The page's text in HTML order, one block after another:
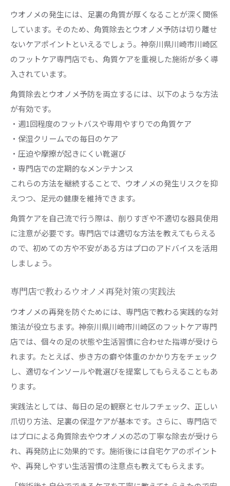
ウオノメの発生には、足裏の角質が厚くなることが深く関係
しています。そのため、角質除去とウオノメ予防は切り離せ
ないケアポイントといえるでしょう。神奈川県川崎市川崎区
のフットケア専門店でも、角質ケアを重視した施術が多く導
入されています。
角質除去とウオノメ予防を両立するには、以下のような方法
が有効です。
・週1回程度のフットバスや専用やすりでの角質ケア
・保湿クリームでの毎日のケア
・圧迫や摩擦が起きにくい靴選び
・専門店での定期的なメンテナンス
これらの方法を継続することで、ウオノメの発生リスクを抑
えつつ、足元の健康を維持できます。
角質ケアを自己流で行う際は、削りすぎや不適切な器具使用
に注意が必要です。専門店では適切な方法を教えてもらえる
ので、初めての方や不安がある方はプロのアドバイスを活用
しましょう。
専門店で教わるウオノメ再発対策の実践法
ウオノメの再発を防ぐためには、専門店で教わる実践的な対
策法が役立ちます。神奈川県川崎市川崎区のフットケア専門
店では、個々の足の状態や生活習慣に合わせた指導が受けら
れます。たとえば、歩き方の癖や体重のかかり方をチェック
し、適切なインソールや靴選びを提案してもらえることもあ
ります。
実践法としては、毎日の足の観察とセルフチェック、正しい
爪切り方法、足裏の保湿ケアが基本です。さらに、専門店で
はプロによる角質除去やウオノメの芯の丁寧な除去が受けら
れ、再発防止に効果的です。施術後には自宅ケアのポイント
や、再発しやすい生活習慣の注意点も教えてもらえます。